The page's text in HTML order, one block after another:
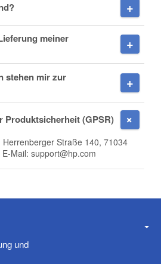
meiner
stehen mir zur
Produktsicherheit (GPSR)
Herrenberger Straße 140, 71034
Mail: support@hp.com
und